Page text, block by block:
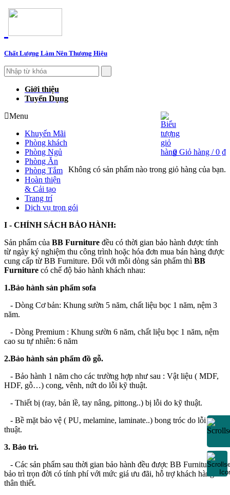
Chất Lượng Làm Nên Thương Hiệu
Giới thiệu
Tuyển Dụng
0 Giỏ hàng /0 ₫
Không có sản phẩm nào trong giỏ hàng của bạn.
Menu
Khuyến Mãi
Phòng khách
Phòng Ngủ
Phòng Ăn
Phòng Tắm
Hoàn thiện
& Cải tạo
Trang trí
Dịch vụ trọn gói
I - CHÍNH SÁCH BẢO HÀNH:
Sản phẩm của BB Furniture đều có thời gian bảo hành được tính
từ ngày ký nghiệm thu công trình hoặc hóa đơn mua bán hàng được
cung cấp từ BB Furniture. Đối với mỗi dòng sản phẩm thì BB
Furniture có chế độ bảo hành khách nhau:
1.Bảo hành sản phẩm sofa
- Dòng Cơ bản: Khung sườn 5 năm, chất liệu bọc 1 năm, nệm 3
năm.
- Dòng Premium : Khung sườn 6 năm, chất liệu bọc 1 năm, nệm
cao su tự nhiên: 6 năm
2.Bảo hành sản phẩm đồ gỗ.
- Bảo hành 1 năm cho các trường hợp như sau : Vật liệu ( MDF,
HDF, gỗ…) cong, vênh, nứt do lỗi kỹ thuật.
- Thiết bị (ray, bản lề, tay nâng, pittong..) bị lỗi do kỹ thuật.
- Bề mặt bảo vệ ( PU, melamine, laminate..) bong tróc do lỗi kỹ
thuật.
3. Bảo trì.
- Các sản phẩm sau thời gian bảo hành đều được BB Furniture
bảo trì trọn đời có tính phí với mức giá ưu đãi, hỗ trợ khách hàng
thân thiết.